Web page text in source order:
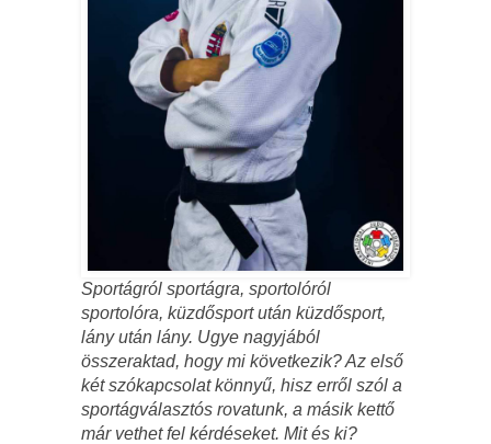
Sportágról sportágra, sportolóról
sportolóra, küzdősport után küzdősport,
lány után lány. Ugye nagyjából
összeraktad, hogy mi következik? Az első
két szókapcsolat könnyű, hisz erről szól a
sportágválasztós rovatunk, a másik kettő
már vethet fel kérdéseket. Mit és ki?